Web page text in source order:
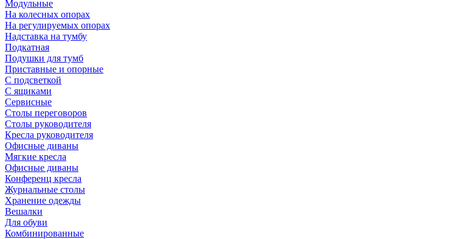
Модульные
На колесных опорах
На регулируемых опорах
Надставка на тумбу
Подкатная
Подушки для тумб
Приставные и опорные
С подсветкой
С ящиками
Сервисные
Столы переговоров
Столы руководителя
Кресла руководителя
Офисные диваны
Мягкие кресла
Офисные диваны
Конференц кресла
Журнальные столы
Хранение одежды
Вешалки
Для обуви
Комбинированные